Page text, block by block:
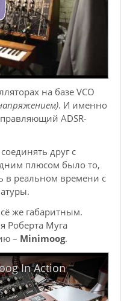
на базе VCO
. И именно
ADSR-
друг с
плюсом было то,
в реальном времени с
же габаритным.
Роберта Муга
– Minimoog.
In Action